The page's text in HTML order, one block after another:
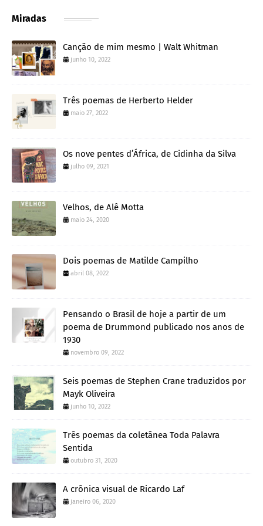
Miradas
Canção de mim mesmo | Walt Whitman
junho 10, 2022
Três poemas de Herberto Helder
maio 27, 2022
Os nove pentes d’África, de Cidinha da Silva
julho 09, 2021
Velhos, de Alê Motta
maio 24, 2020
Dois poemas de Matilde Campilho
abril 08, 2022
Pensando o Brasil de hoje a partir de um
poema de Drummond publicado nos anos de
1930
novembro 09, 2022
Seis poemas de Stephen Crane traduzidos por
Mayk Oliveira
junho 10, 2022
Três poemas da coletânea Toda Palavra
Sentida
outubro 31, 2020
A crônica visual de Ricardo Laf
janeiro 06, 2020